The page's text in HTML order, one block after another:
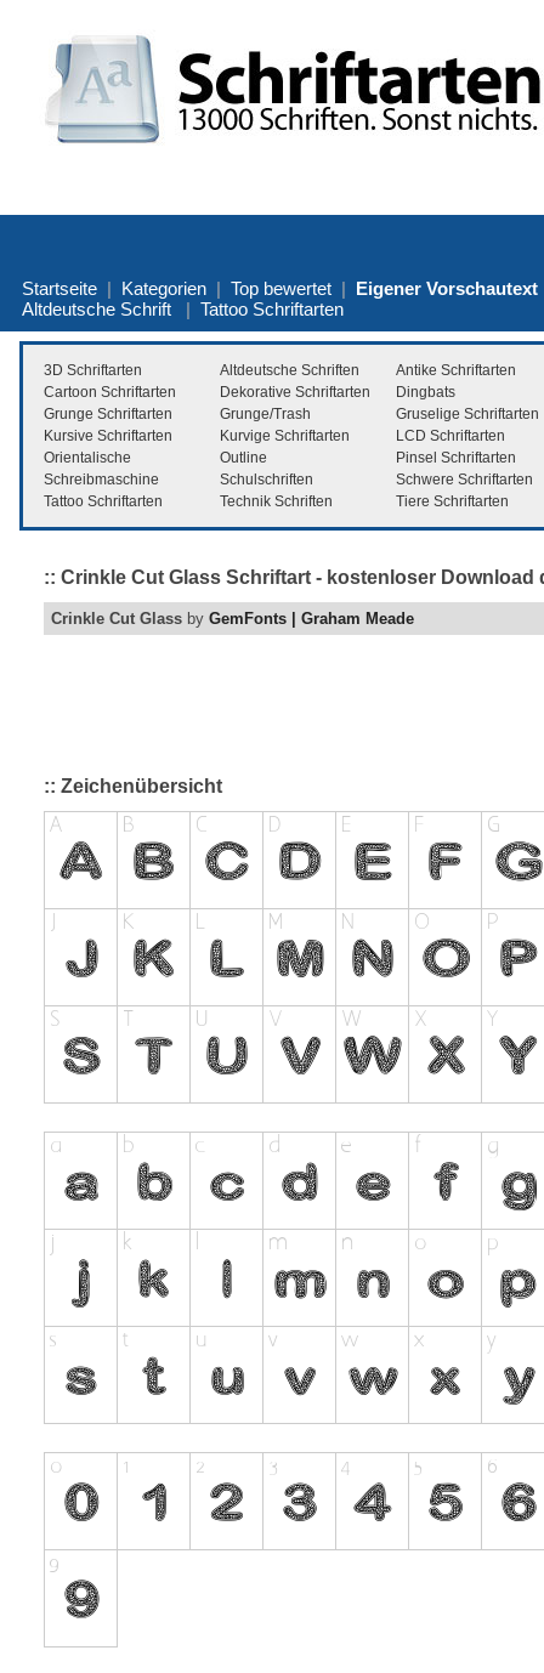
Startseite | Kategorien | Top bewertet | Eigener Vorschautext
Altdeutsche Schrift | Tattoo Schriftarten
3D Schriftarten Altdeutsche Schriften
Antike Schriftarten
Cartoon Schriftarten
Dekorative Schriftarten
Dingbats
Grunge Schriftarten
Grunge/Trash
Gruselige Schriftarten
Kursive Schriftarten
Kurvige Schriftarten
LCD Schriftarten
Orientalische
Outline
Pinsel Schriftarten
Schreibmaschine
Schulschriften
Schwere Schriftarten
Tattoo Schriftarten
Technik Schriften Tiere Schriftarten
:: Crinkle Cut Glass Schriftart - kostenloser
Crinkle Cut Glass by GemFonts | Graham Meade
:: Zeichenübersicht